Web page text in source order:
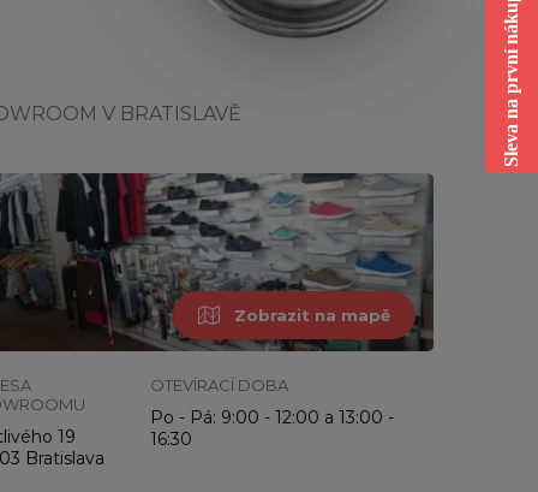
V BRATISLAVĚ
Zobrazit na mapě
19
Bratislava
OTEVÍRACÍ DOBA
Po - Pá: 9:00 - 12:00 a 13:00 -
16:30
Sleva na první nákup